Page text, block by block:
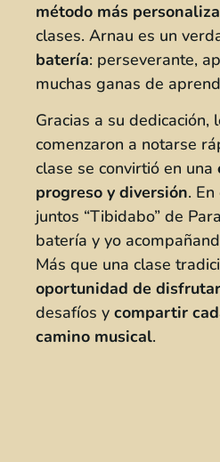
método más
clases. Arnau es un
batería: perseverante,
muchas ganas de
Gracias a su dedicación,
comenzaron a notarse
clase se convirtió en una
progreso y diversión.
juntos “Tibidabo” de
batería y yo
Más que una clase
oportunidad de
desafíos y compartir
camino musical.